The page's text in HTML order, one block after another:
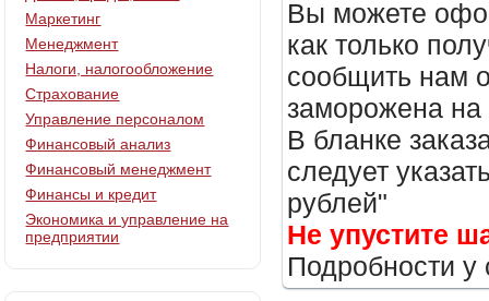
Вы можете
как только
сообщить нам
заморожена
В бланке
следует
рублей"
Не упустите
Подробности
Маркетинг
Менеджмент
Налоги, налогообложение
Страхование
Управление персоналом
Финансовый анализ
Финансовый менеджмент
Финансы и кредит
Экономика и управление на
предприятии